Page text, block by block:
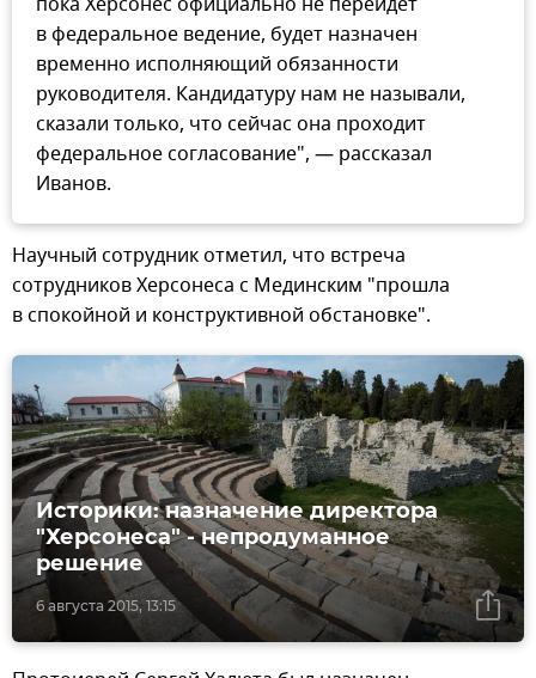
в федеральное ведение, будет назначен
временно исполняющий обязанности
руководителя. Кандидатуру нам не называли,
сказали только, что сейчас она проходит
федеральное согласование", — рассказал
Иванов.
Научный сотрудник отметил, что встреча
сотрудников Херсонеса с Мединским "прошла
в спокойной и конструктивной обстановке".
6 августа 2015, 13:15
Историки: назначение директора
"Херсонеса" - непродуманное
решение